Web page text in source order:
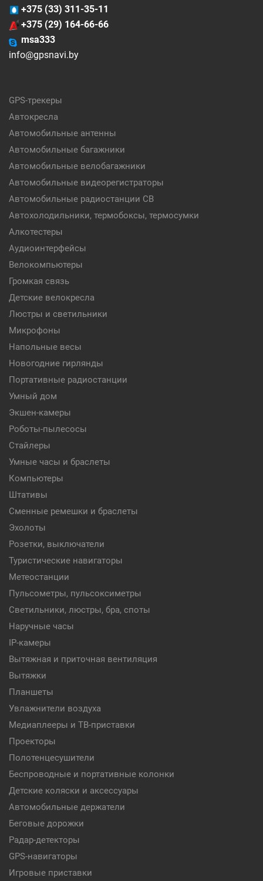
+375 (33) 311-35-11
+375 (29) 164-66-66
msa333
info@gpsnavi.by
GPS-трекеры
Автокресла
Автомобильные антенны
Автомобильные багажники
Автомобильные велобагажники
Автомобильные видеорегистраторы
Автомобильные радиостанции CB
Автохолодильники, термобоксы, термосумки
Алкотестеры
Аудиоинтерфейсы
Велокомпьютеры
Громкая связь
Детские велокресла
Люстры и светильники
Микрофоны
Напольные весы
Новогодние гирлянды
Портативные радиостанции
Умный дом
Экшен-камеры
Роботы-пылесосы
Стайлеры
Умные часы и браслеты
Компьютеры
Штативы
Сменные ремешки и браслеты
Эхолоты
Розетки, выключатели
Туристические навигаторы
Метеостанции
Пульсометры, пульсоксиметры
Светильники, люстры, бра, споты
Наручные часы
IP-камеры
Вытяжная и приточная вентиляция
Вытяжки
Планшеты
Увлажнители воздуха
Медиаплееры и ТВ-приставки
Проекторы
Полотенцесушители
Беспроводные и портативные колонки
Детские коляски и аксессуары
Автомобильные держатели
Беговые дорожки
Радар-детекторы
GPS-навигаторы
Игровые приставки